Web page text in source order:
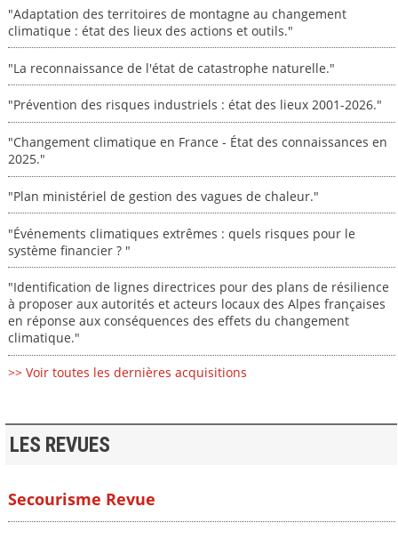
"Adaptation des territoires de montagne au changement
climatique : état des lieux des actions et outils."
"La reconnaissance de l'état de catastrophe naturelle."
"Prévention des risques industriels : état des lieux 2001-2026."
"Changement climatique en France - État des connaissances en
2025."
"Plan ministériel de gestion des vagues de chaleur."
"Événements climatiques extrêmes : quels risques pour le
système financier ? "
"Identification de lignes directrices pour des plans de résilience
à proposer aux autorités et acteurs locaux des Alpes françaises
en réponse aux conséquences des effets du changement
climatique."
>> Voir toutes les dernières acquisitions
LES REVUES
Secourisme Revue